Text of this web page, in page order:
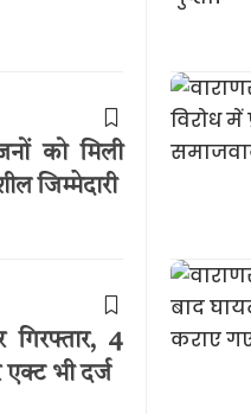
को मिली
जिम्मेदारी
गिरफ्तार, 4
एक्ट भी दर्ज